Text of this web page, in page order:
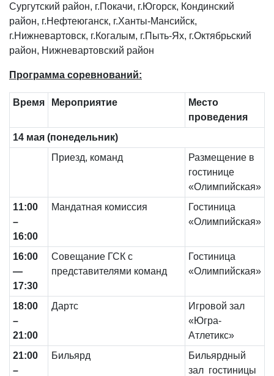
Сургутский район, г.Покачи, г.Югорск, Кондинский
район, г.Нефтеюганск, г.Ханты-Мансийск,
г.Нижневартовск, г.Когалым, г.Пыть-Ях, г.Октябрьский
район, Нижневартовский район
Программа соревнований:
Время Мероприятие
Место
проведения
14 мая (понедельник)
Приезд, команд
Размещение в
гостинице
«Олимпийская»
11:00
–
16:00
Мандатная комиссия
Гостиница
«Олимпийская»
16:00
—
17:30
Совещание ГСК с
представителями команд
Гостиница
«Олимпийская»
18:00
–
21:00
Дартс
Игровой зал
«Югра-
Атлетикс»
21:00
–
Бильярд
Бильярдный
зал гостиницы